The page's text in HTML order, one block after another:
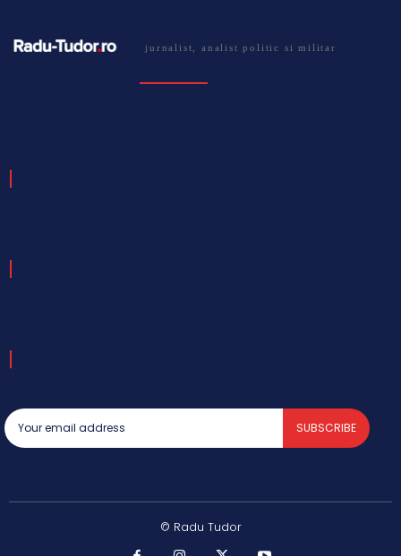
jurnalist, analist politic si militar
SUBSCRIBE
© Radu Tudor